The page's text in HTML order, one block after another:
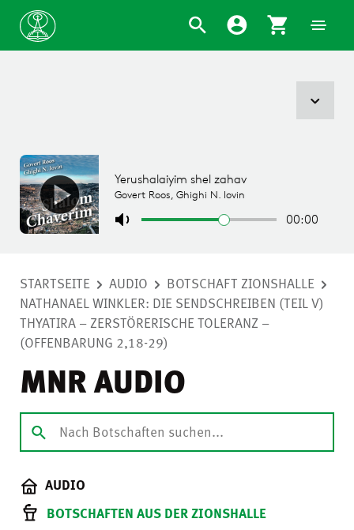
STARTSEITE AUDIO
BOTSCHAFT ZIONSHALLE
NATHANAEL WINKLER: DIE SENDSCHREIBEN (TEIL V)
THYATIRA – ZERSTÖRERISCHE TOLERANZ –
(OFFENBARUNG 2,18-29)
MNR AUDIO
AUDIO
BOTSCHAFTEN AUS DER ZIONSHALLE